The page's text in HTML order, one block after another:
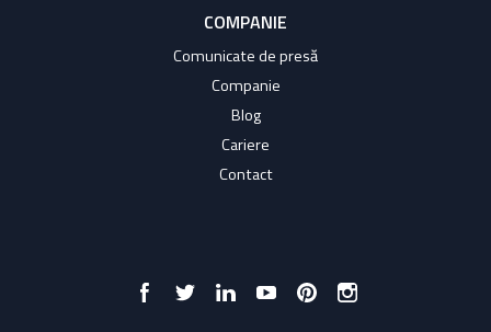
COMPANIE
Comunicate de presă
Companie
Blog
Cariere
Contact